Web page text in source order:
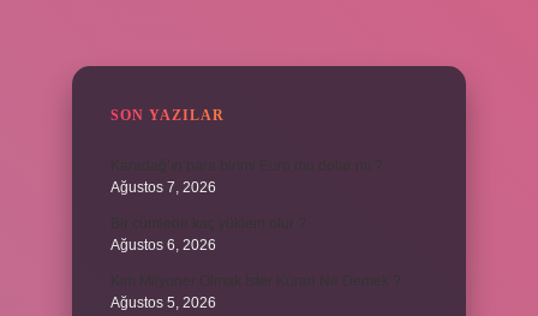
SON YAZILAR
Ağustos 7, 2026
Ağustos 6, 2026
Ağustos 5, 2026